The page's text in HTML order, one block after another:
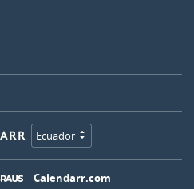
Ecuador
– Calendarr.com